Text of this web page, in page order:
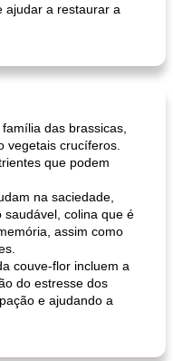
ajudar a restaurar a
das brassicas,
vegetais crucíferos.
que podem
na saciedade,
saudável, colina que é
assim como
couve-flor incluem a
do estresse dos
e ajudando a